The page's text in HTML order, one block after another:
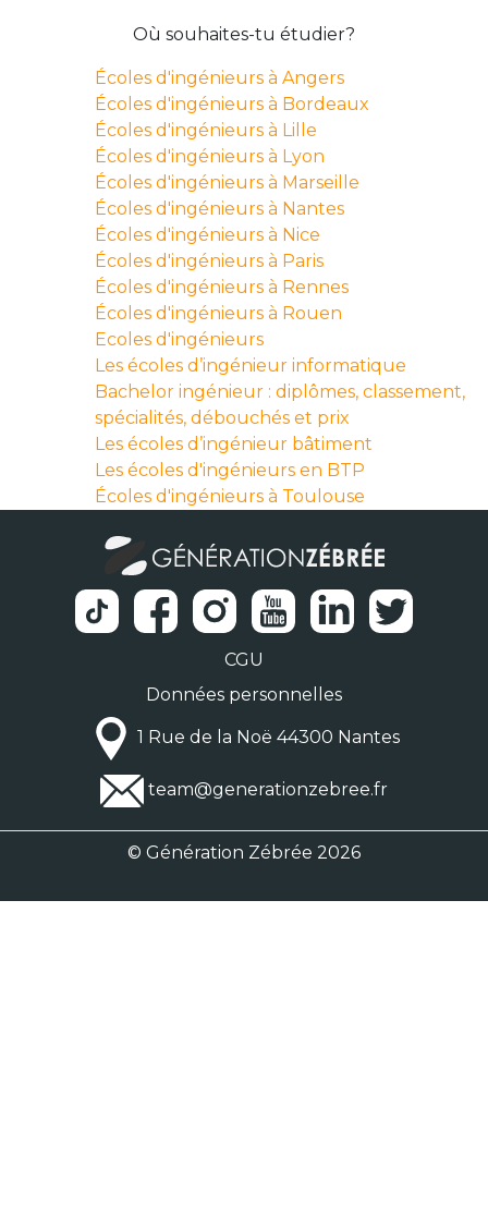
Où souhaites-tu étudier?
Écoles d'ingénieurs à Angers
Écoles d'ingénieurs à Bordeaux
Écoles d'ingénieurs à Lille
Écoles d'ingénieurs à Lyon
Écoles d'ingénieurs à Marseille
Écoles d'ingénieurs à Nantes
Écoles d'ingénieurs à Nice
Écoles d'ingénieurs à Paris
Écoles d'ingénieurs à Rennes
Écoles d'ingénieurs à Rouen
Ecoles d'ingénieurs
Les écoles d’ingénieur informatique
Bachelor ingénieur : diplômes, classement,
spécialités, débouchés et prix
Les écoles d’ingénieur bâtiment
Les écoles d'ingénieurs en BTP
Écoles d'ingénieurs à Toulouse
CGU
Données personnelles
1 Rue de la Noë 44300 Nantes
team@generationzebree.fr
© Génération Zébrée 2026